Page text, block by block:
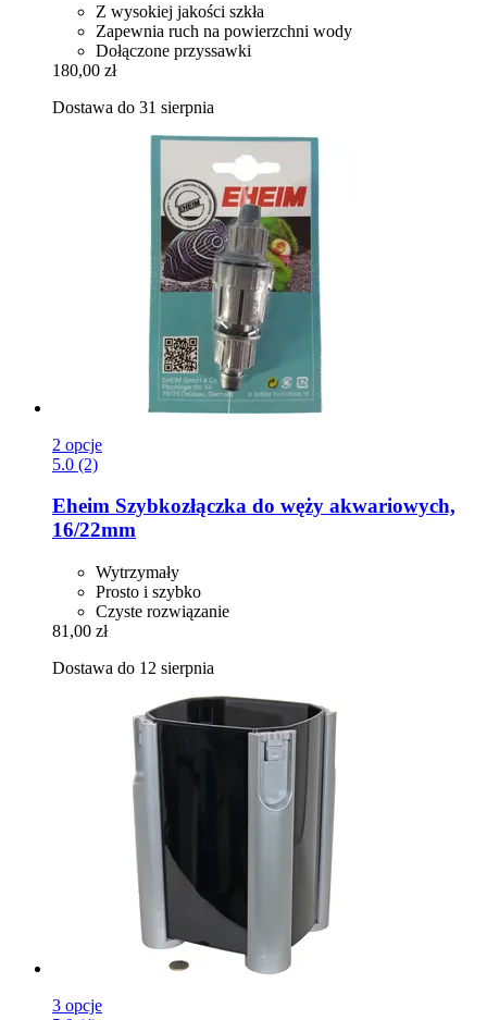
Z wysokiej jakości szkła
Zapewnia ruch na powierzchni wody
Dołączone przyssawki
180,00 zł
Dostawa do 31 sierpnia
2 opcje
5.0 (2)
Eheim Szybkozłączka do węży akwariowych,
16/22mm
Wytrzymały
Prosto i szybko
Czyste rozwiązanie
81,00 zł
Dostawa do 12 sierpnia
3 opcje